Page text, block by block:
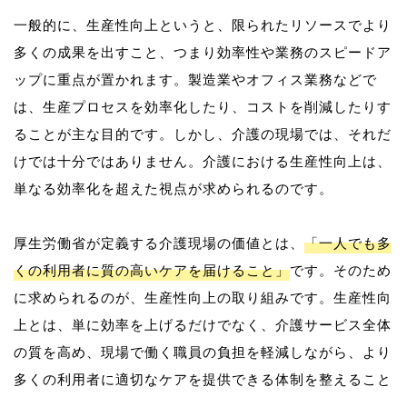
一般的に、生産性向上というと、限られたリソースでより
多くの成果を出すこと、つまり効率性や業務のスピードア
ップに重点が置かれます。製造業やオフィス業務などで
は、生産プロセスを効率化したり、コストを削減したりす
ることが主な目的です。しかし、介護の現場では、それだ
けでは十分ではありません。介護における生産性向上は、
単なる効率化を超えた視点が求められるのです。
厚生労働省が定義する介護現場の価値とは、 「一人でも多
くの利用者に質の高いケアを届けること」です。そのため
に求められるのが、生産性向上の取り組みです。生産性向
上とは、単に効率を上げるだけでなく、介護サービス全体
の質を高め、現場で働く職員の負担を軽減しながら、より
多くの利用者に適切なケアを提供できる体制を整えること